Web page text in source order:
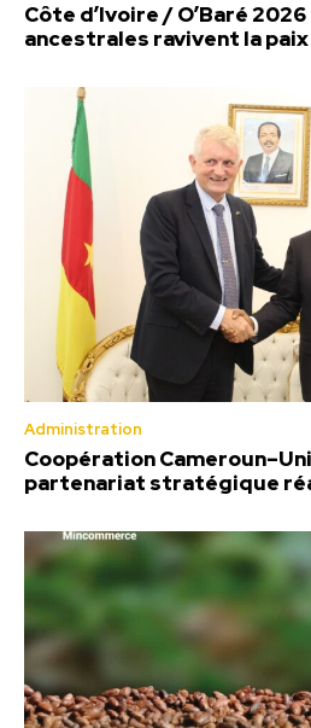
Côte d’Ivoire / O’Baré
ancestrales ravivent la
Administration
Coopération
partenariat stratégique